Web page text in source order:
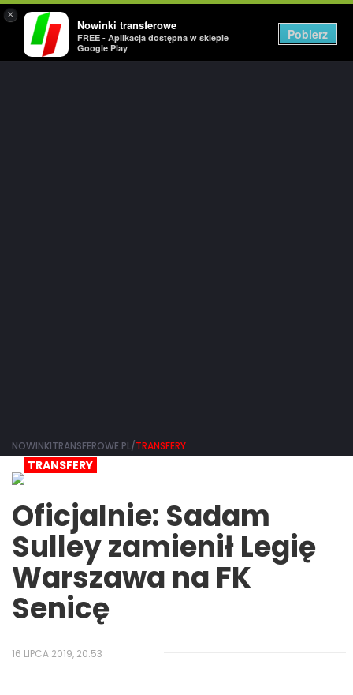
×
Nowinki transferowe
FREE - Aplikacja dostępna w sklepie
Google Play
Pobierz
NOWINKITRANSFEROWE.PL/TRANSFERY
TRANSFERY
Oficjalnie: Sadam
Sulley zamienił Legię
Warszawa na FK
Senicę
16 LIPCA 2019, 20:53